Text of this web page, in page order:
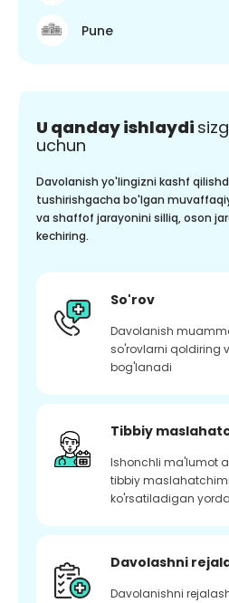
Pune
U qanday ishlaydi
uchun
Davolanish yo'lingizni kashf
tushirishgacha bo'lgan
va shaffof jarayonini silliq, oson
kechiring.
So'rov
Davolanish
so'rovlarni qoldiring
bog'lanadi
Tibbiy
Ishonchli ma'lumot
tibbiy
ko'rsatiladigan
Davolashni
Davolanishni